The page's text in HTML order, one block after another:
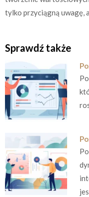
tylko przyciągną uwagę,
Sprawdź także